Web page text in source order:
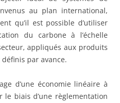
au plan international,
qu’il est possible d’utiliser
du carbone à l’échelle
appliqués aux produits
par avance.
d’une économie linéaire à
biais d’une règlementation